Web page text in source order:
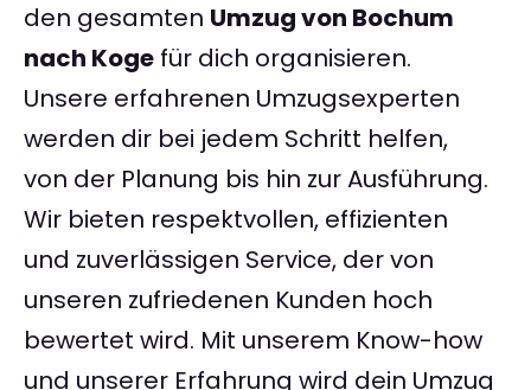
den gesamten Umzug von Bochum
nach Koge für dich organisieren.
Unsere erfahrenen Umzugsexperten
werden dir bei jedem Schritt helfen,
von der Planung bis hin zur Ausführung.
Wir bieten respektvollen, effizienten
und zuverlässigen Service, der von
unseren zufriedenen Kunden hoch
bewertet wird. Mit unserem Know-how
und unserer Erfahrung wird dein Umzug